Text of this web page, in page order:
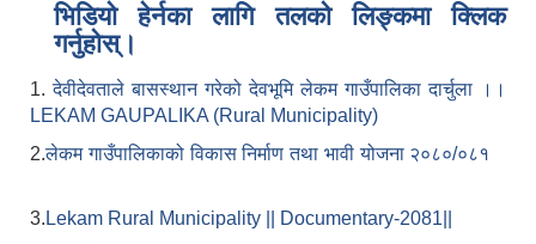
भिडियो हेर्नका लागि तलको लिङ्कमा क्लिक
गर्नुहोस्।
1.देवीदेवताले बासस्थान गरेको देवभूमि लेकम गाउँपालिका दार्चुला ।।
LEKAM GAUPALIKA (Rural Municipality)
2.लेकम गाउँपालिकाको विकास निर्माण तथा भावी योजना २०८०/०८१
3. Lekam Rural Municipality || Documentary-2081||